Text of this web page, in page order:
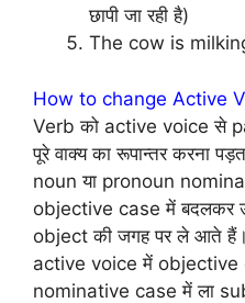
छापी जा रही है)
The cow is milking
How to change Active
Verb को active voice से
पूरे वाक्य का रूपान्तर करना
noun या pronoun
objective case में बदलकर
object की जगह पर ले आते
active voice में objective
nominative case में ला